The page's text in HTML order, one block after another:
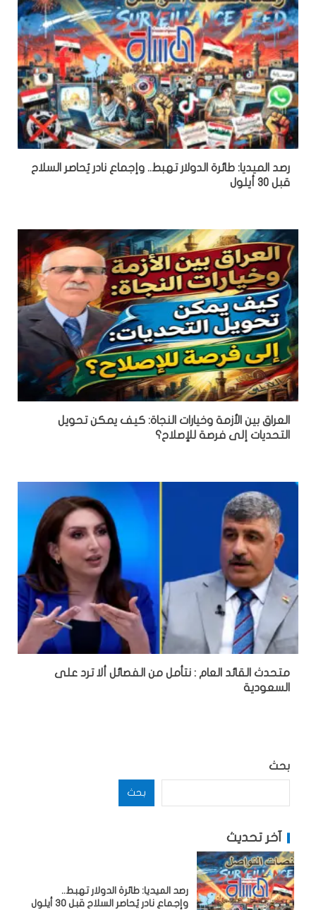
رصد الميديا: طائرة الدولار تهبط.. وإجماع نادر يُحاصر السلاح
قبل 30 أيلول
العراق بين الأزمة وخيارات النجاة: كيف يمكن تحويل
التحديات إلى فرصة للإصلاح؟
متحدث القائد العام : نتأمل من الفصائل ألا ترد على
السعودية
بحث
بحث
آخر تحديث
رصد الميديا: طائرة الدولار تهبط..
وإجماع نادر يُحاصر السلاح قبل 30 أيلول